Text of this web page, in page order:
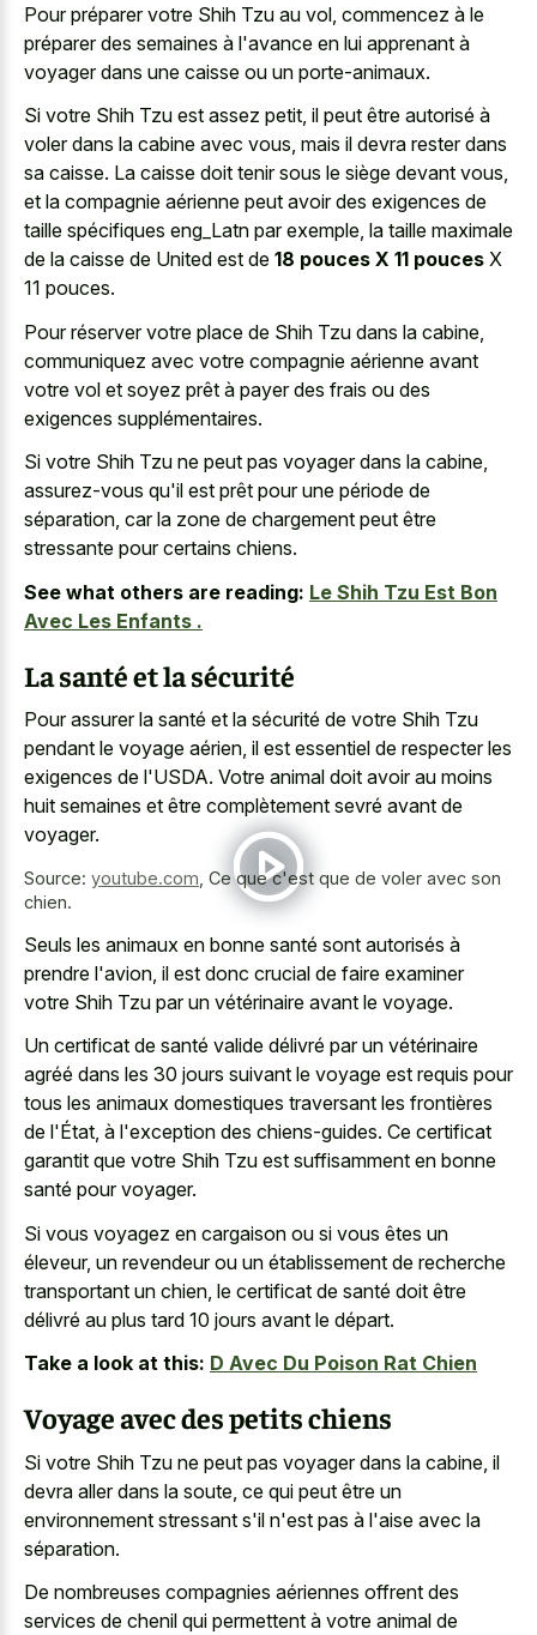
Pour préparer votre Shih Tzu au vol, commencez à le
préparer des semaines à l'avance en lui apprenant à
voyager dans une caisse ou un porte-animaux.
Si votre Shih Tzu est assez petit, il peut être autorisé à
voler dans la cabine avec vous, mais il devra rester dans
sa caisse. La caisse doit tenir sous le siège devant vous,
et la compagnie aérienne peut avoir des exigences de
taille spécifiques eng_Latn par exemple, la taille maximale
de la caisse de United est de 18 pouces X 11 pouces X
11 pouces.
Pour réserver votre place de Shih Tzu dans la cabine,
communiquez avec votre compagnie aérienne avant
votre vol et soyez prêt à payer des frais ou des
exigences supplémentaires.
Si votre Shih Tzu ne peut pas voyager dans la cabine,
assurez-vous qu'il est prêt pour une période de
séparation, car la zone de chargement peut être
stressante pour certains chiens.
See what others are reading: Le Shih Tzu Est Bon
Avec Les Enfants .
La santé et la sécurité
Pour assurer la santé et la sécurité de votre Shih Tzu
pendant le voyage aérien, il est essentiel de respecter les
exigences de l'USDA. Votre animal doit avoir au moins
huit semaines et être complètement sevré avant de
voyager.
Source: youtube.com Ce que c'est que de voler avec son
chien.
Seuls les animaux en bonne santé sont autorisés à
prendre l'avion, il est donc crucial de faire examiner
votre Shih Tzu par un vétérinaire avant le voyage.
Un certificat de santé valide délivré par un vétérinaire
agréé dans les 30 jours suivant le voyage est requis pour
tous les animaux domestiques traversant les frontières
de l'État, à l'exception des chiens-guides. Ce certificat
garantit que votre Shih Tzu est suffisamment en bonne
santé pour voyager.
Si vous voyagez en cargaison ou si vous êtes un
éleveur, un revendeur ou un établissement de recherche
transportant un chien, le certificat de santé doit être
délivré au plus tard 10 jours avant le départ.
Take a look at this: D Avec Du Poison Rat Chien
Voyage avec des petits chiens
Si votre Shih Tzu ne peut pas voyager dans la cabine, il
devra aller dans la soute, ce qui peut être un
environnement stressant s'il n'est pas à l'aise avec la
séparation.
De nombreuses compagnies aériennes offrent des
services de chenil qui permettent à votre animal de